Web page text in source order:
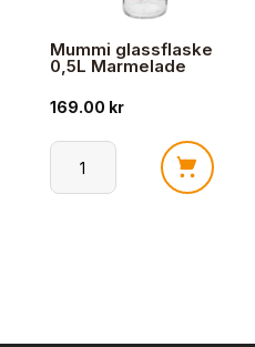
Mummi glassflaske
0,5L Marmelade
169.00 kr
Mummi